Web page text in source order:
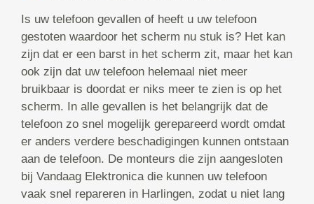
Is uw telefoon gevallen of heeft u uw telefoon
gestoten waardoor het scherm nu stuk is? Het kan
zijn dat er een barst in het scherm zit, maar het kan
ook zijn dat uw telefoon helemaal niet meer
bruikbaar is doordat er niks meer te zien is op het
scherm. In alle gevallen is het belangrijk dat de
telefoon zo snel mogelijk gerepareerd wordt omdat
er anders verdere beschadigingen kunnen ontstaan
aan de telefoon. De monteurs die zijn aangesloten
bij Vandaag Elektronica die kunnen uw telefoon
vaak snel repareren in Harlingen, zodat u niet lang